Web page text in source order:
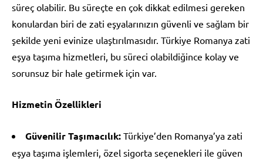
süreç olabilir. Bu süreçte en çok dikkat edilmesi gereken
konulardan biri de zati eşyalarınızın güvenli ve sağlam bir
şekilde yeni evinize ulaştırılmasıdır. Türkiye Romanya zati
eşya taşıma hizmetleri, bu süreci olabildiğince kolay ve
sorunsuz bir hale getirmek için var.
Hizmetin Özellikleri
Güvenilir Taşımacılık: Türkiye’den Romanya’ya zati
eşya taşıma işlemleri, özel sigorta seçenekleri ile güven